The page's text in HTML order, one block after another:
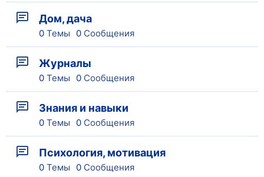
Дом, дача
0 Темы 0 Сообщения
Журналы
0 Темы 0 Сообщения
Знания и навыки
0 Темы 0 Сообщения
Психология, мотивация
0 Темы 0 Сообщения